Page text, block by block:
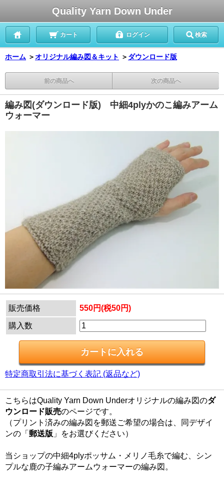
Quality Yarn Down Under
カート ログイン 検索
ホーム ＞オリジナル編み図＆キット ＞ ダウンロード版
前の商品へ 次の商品へ
編み図(ダウンロード版) 中細4plyかのこ編みアーム
ウォーマー
販売価格 550円(税50円)
購入数
特定商取引法に基づく表記 (返品など)
こちらはQuality Yarn Down Underオリジナルの編み図のダ
ウンロード販売のページです。
（プリント済みの編み図を郵送ご希望の場合は、同デザイ
ンの「 郵送版 」をお選びください）
当ショップの中細4plyポッサム・メリノ毛糸で編む、シン
プルな鹿の子編みアームウォーマーの編み図。